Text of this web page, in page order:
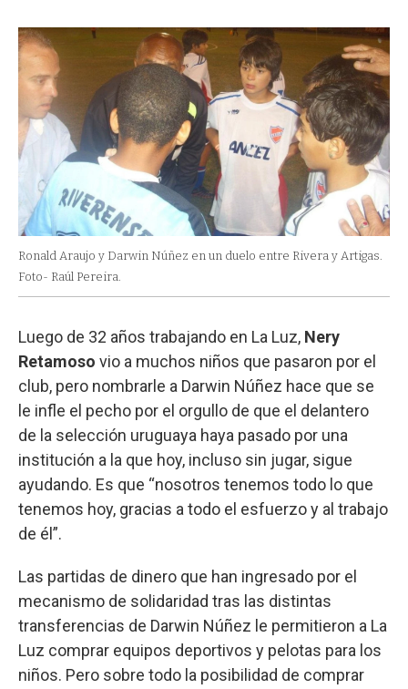
Ronald Araujo y Darwin Núñez en un duelo entre Rivera y Artigas.
Foto- Raúl Pereira.
Luego de 32 años trabajando en La Luz, Nery
Retamoso vio a muchos niños que pasaron por el
club, pero nombrarle a Darwin Núñez hace que se
le infle el pecho por el orgullo de que el delantero
de la selección uruguaya haya pasado por una
institución a la que hoy, incluso sin jugar, sigue
ayudando. Es que “nosotros tenemos todo lo que
tenemos hoy, gracias a todo el esfuerzo y al trabajo
de él”.
Las partidas de dinero que han ingresado por el
mecanismo de solidaridad tras las distintas
transferencias de Darwin Núñez le permitieron a La
Luz comprar equipos deportivos y pelotas para los
niños. Pero sobre todo la posibilidad de comprar